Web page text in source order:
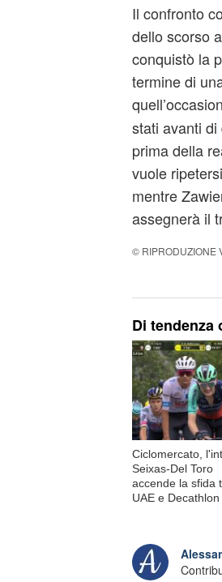
Il confronto
dello scorso
conquistò la
termine di
stati avanti
prima della
vuole
mentre
assegnerà il
© RIPRODUZIONE
Di tendenza
Ciclomercato,
Seixas-Del Toro
accende la sfida
UAE e Decathlon